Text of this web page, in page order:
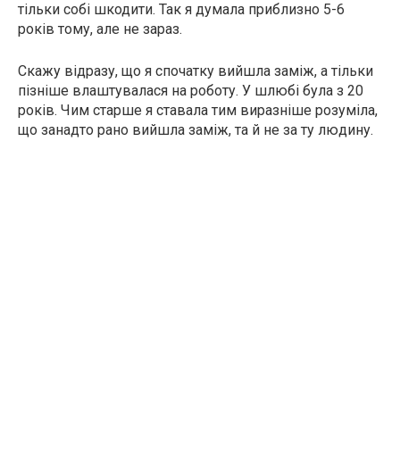
тільки собі шкодити. Так я думала приблизно 5-6
років тому, але не зараз.
Скажу відразу, що я спочатку вийшла заміж, а тільки
пізніше влаштувалася на роботу. У шлюбі була з 20
років. Чим старше я ставала тим виразніше розуміла,
що занадто рано вийшла заміж, та й не за ту людину.